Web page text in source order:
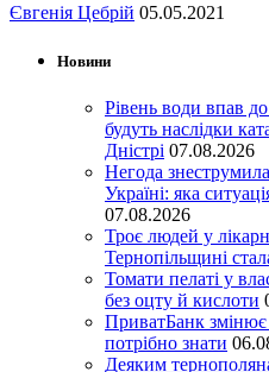
Євгенія Цебрій 05.05.2021
Новини
Рівень води впав
будуть наслідки
Дністрі 07.08.2026
Негода
Україні: яка
07.08.2026
Троє людей у
Тернопільщині
Томати пелаті у
без оцту й кислоти
ПриватБанк змінює
потрібно знати
Деяким